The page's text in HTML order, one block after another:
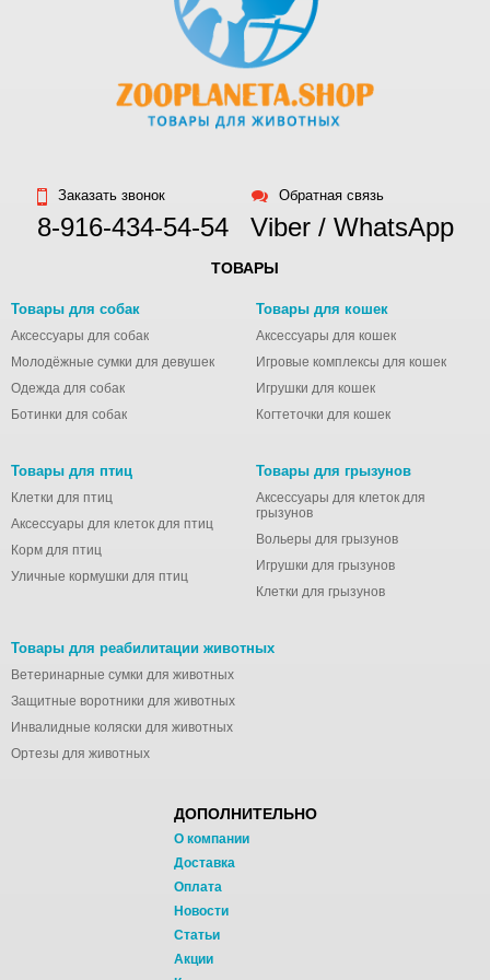
Заказать звонок
8-916-434-54-54
Обратная связь
Viber / WhatsApp
ТОВАРЫ
Товары для собак
Аксессуары для собак
Молодёжные сумки для девушек
Одежда для собак
Ботинки для собак
Товары для кошек
Аксессуары для кошек
Игровые комплексы для кошек
Игрушки для кошек
Когтеточки для кошек
Товары для птиц
Клетки для птиц
Аксессуары для клеток для птиц
Корм для птиц
Уличные кормушки для птиц
Товары для грызунов
Аксессуары для клеток для
грызунов
Вольеры для грызунов
Игрушки для грызунов
Клетки для грызунов
Товары для реабилитации животных
Ветеринарные сумки для животных
Защитные воротники для животных
Инвалидные коляски для животных
Ортезы для животных
ДОПОЛНИТЕЛЬНО
О компании
Доставка
Оплата
Новости
Статьи
Акции